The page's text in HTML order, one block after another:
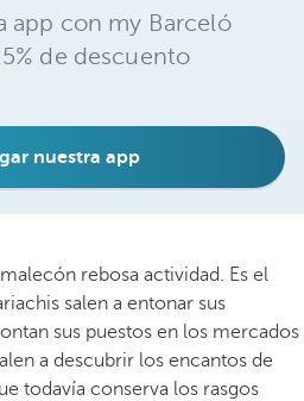
app con my Barceló
de descuento
nuestra app
rebosa actividad. Es el
salen a entonar sus
sus puestos en los mercados
a descubrir los encantos de
todavía conserva los rasgos